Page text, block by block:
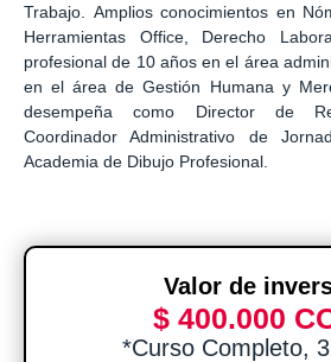
Trabajo. Amplios conocimientos en
Herramientas Office, Derecho
profesional de 10 años en el área
en el área de Gestión Humana y
desempeña como Director de
Coordinador Administrativo de
Academia de Dibujo Profesional.
Valor de
$ 400.000
*Curso Completo,